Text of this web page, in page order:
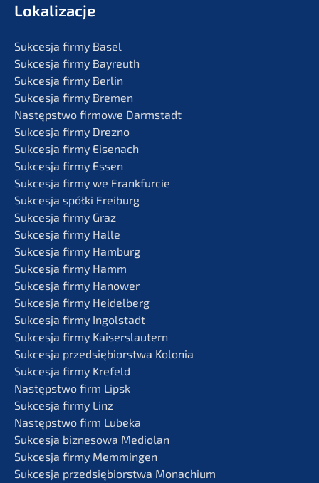
Lokali­zac­je
Sukces­ja firmy Basel
Sukces­ja firmy Bayreuth
Sukces­ja firmy Berlin
Sukces­ja firmy Bremen
Następst­wo firmo­we Darmstadt
Sukces­ja firmy Drezno
Sukces­ja firmy Eisenach
Sukces­ja firmy Essen
Sukces­ja firmy we Frankfurcie
Sukces­ja spółki Freiburg
Sukces­ja firmy Graz
Sukces­ja firmy Halle
Sukces­ja firmy Hamburg
Sukces­ja firmy Hamm
Sukces­ja firmy Hanower
Sukces­ja firmy Heidelberg
Sukces­ja firmy Ingolstadt
Sukces­ja firmy Kaiserslautern
Sukces­ja przedsię­bi­orst­wa Kolonia
Sukces­ja firmy Krefeld
Następst­wo firm Lipsk
Sukces­ja firmy Linz
Następst­wo firm Lubeka
Sukces­ja bizne­so­wa Mediolan
Sukces­ja firmy Memmingen
Sukces­ja przedsię­bi­orst­wa Monachium